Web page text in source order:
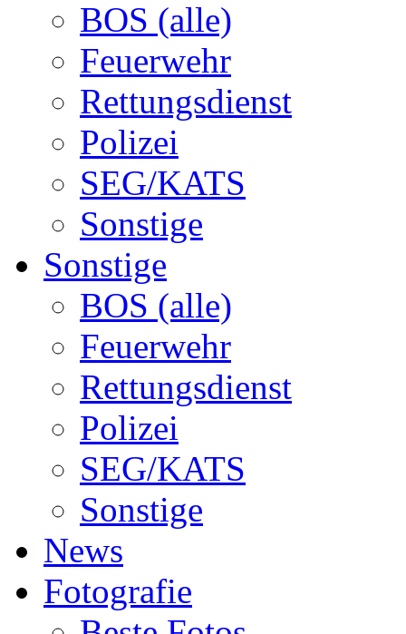
BOS (alle)
Feuerwehr
Rettungsdienst
Polizei
SEG/KATS
Sonstige
Sonstige
BOS (alle)
Feuerwehr
Rettungsdienst
Polizei
SEG/KATS
Sonstige
News
Fotografie